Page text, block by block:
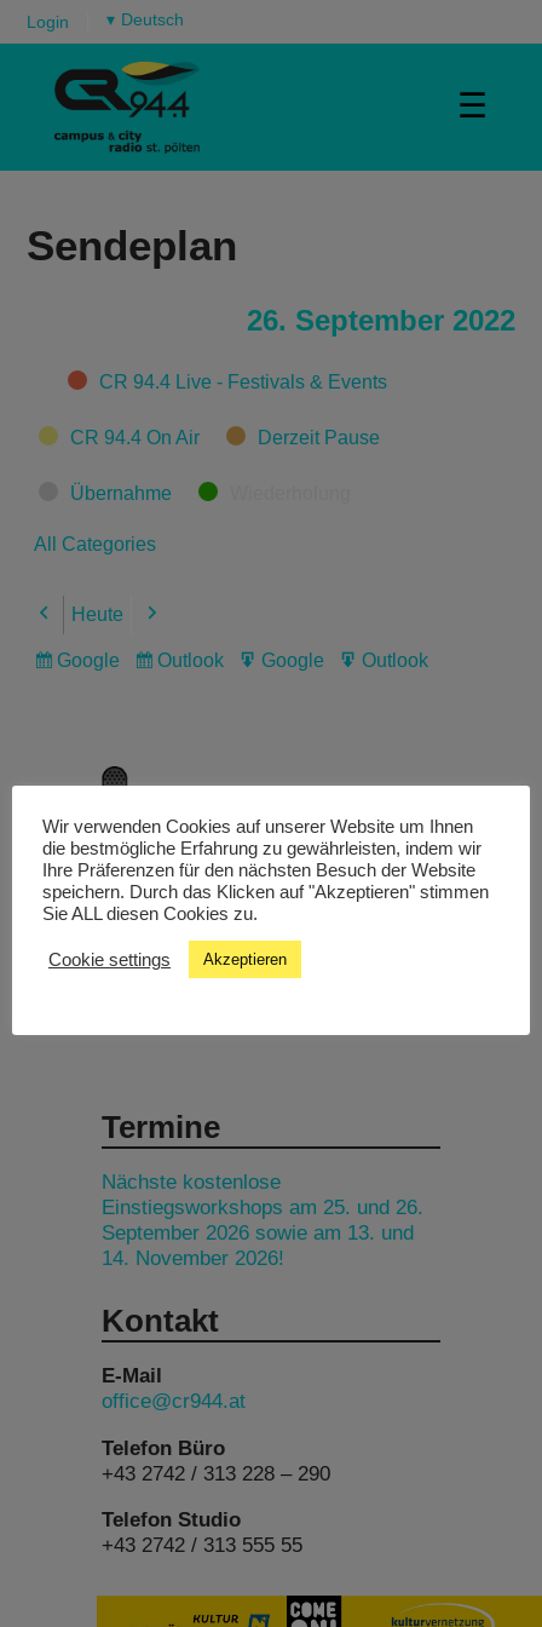
Login ▾
☰
Sendeplan
26. September 2022
CategoriesCR 94.4 Live - Festivals & Events
CR 94.4 On Air Derzeit Pause
Übernahme
All Categories
Previous
Heute Next
Subscribe
Google
Subscribe
Outlook
Export
Google
Export
Outlook
Livestream
Studiochat
Termine
Nächste kostenlose
Einstiegsworkshops am 25. und 26.
September 2026 sowie am 13. und
14. November 2026!
Kontakt
E-Mail
office@cr944.at
Telefon Büro
+43 2742 / 313 228 – 290
Telefon Studio
+43 2742 / 313 555 55
Wir verwenden Cookies auf unserer Website um Ihnen
die bestmögliche Erfahrung zu gewährleisten, indem wir
Ihre Präferenzen für den nächsten Besuch der Website
speichern. Durch das Klicken auf "Akzeptieren" stimmen
Sie ALL diesen Cookies zu.
Cookie settings Akzeptieren